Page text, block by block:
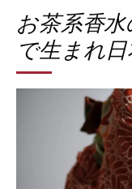
お茶系香
で生まれ